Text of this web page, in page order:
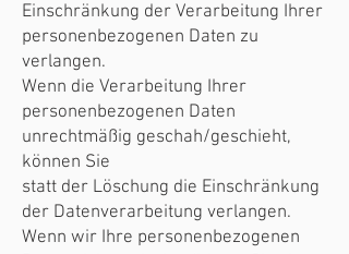
Einschränkung der Verarbeitung Ihrer
personenbezogenen Daten zu
verlangen.
Wenn die Verarbeitung Ihrer
personenbezogenen Daten
unrechtmäßig geschah/geschieht,
können Sie
statt der Löschung die Einschränkung
der Datenverarbeitung verlangen.
Wenn wir Ihre personenbezogenen